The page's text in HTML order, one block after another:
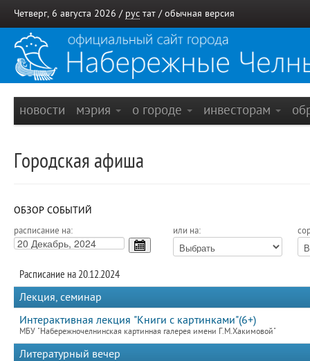
Четверг, 6 августа 2026 / рус тат / обычная версия
новости мэрия о городе инвесторам
Городская афиша
ОБЗОР СОБЫТИЙ
расписание на: или на:
Расписание на 20.12.2024
Лекция, семинар
Интерактивная лекция "Книги с картинками"(6+)
МБУ "Набережночелнинская картинная галерея имени Г.М.Хакимовой"
Литературный вечер